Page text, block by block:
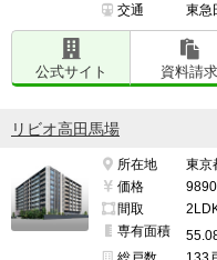
交通
東急
公式サイト 資料請求
リビオ高田馬場
所在地
東京
価格
間取
専有面積